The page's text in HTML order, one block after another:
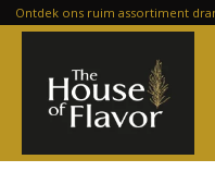
Ontdek ons ruim assortiment